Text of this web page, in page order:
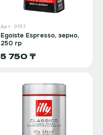
Арт. 0157
Egoiste Espresso, зерно,
250 гр
5 750 ₸